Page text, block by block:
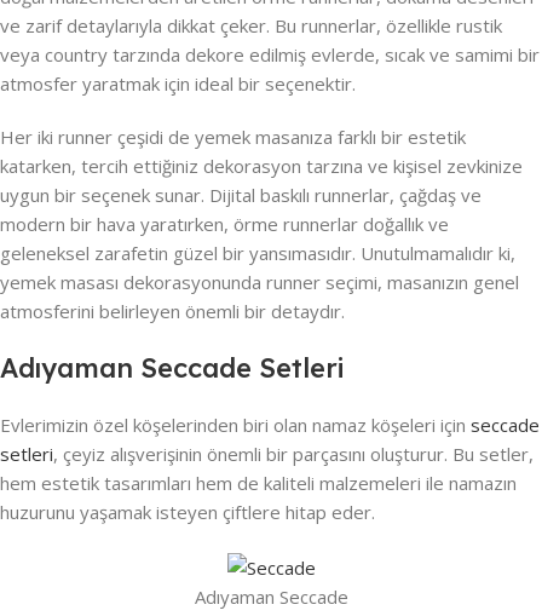
ve zarif detaylarıyla dikkat çeker. Bu runnerlar, özellikle rustik
veya country tarzında dekore edilmiş evlerde, sıcak ve samimi bir
atmosfer yaratmak için ideal bir seçenektir.
Her iki runner çeşidi de yemek masanıza farklı bir estetik
katarken, tercih ettiğiniz dekorasyon tarzına ve kişisel zevkinize
uygun bir seçenek sunar. Dijital baskılı runnerlar, çağdaş ve
modern bir hava yaratırken, örme runnerlar doğallık ve
geleneksel zarafetin güzel bir yansımasıdır. Unutulmamalıdır ki,
yemek masası dekorasyonunda runner seçimi, masanızın genel
atmosferini belirleyen önemli bir detaydır.
Adıyaman Seccade Setleri
Evlerimizin özel köşelerinden biri olan namaz köşeleri için seccade
setleri, çeyiz alışverişinin önemli bir parçasını oluşturur. Bu setler,
hem estetik tasarımları hem de kaliteli malzemeleri ile namazın
huzurunu yaşamak isteyen çiftlere hitap eder.
Adıyaman Seccade